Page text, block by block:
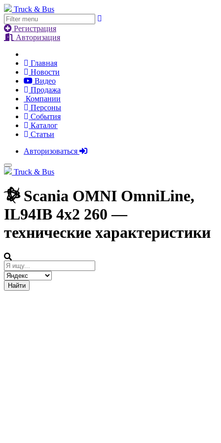
Truck & Bus
Регистрация
Авторизация
Главная
Новости
Видео
Продажа
Компании
Персоны
События
Каталог
Статьи
Авторизоваться
Truck & Bus
Scania OMNI OmniLine,
IL94IB 4x2 260 —
технические характеристики